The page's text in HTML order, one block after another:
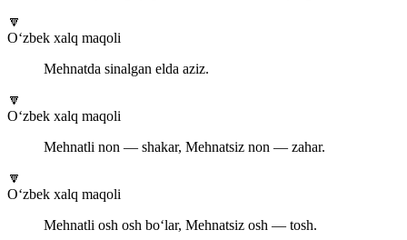
🔽
O‘zbek xalq maqoli
Mehnatda sinalgan elda aziz.
🔽
O‘zbek xalq maqoli
Mehnatli non — shakar, Mehnatsiz non — zahar.
🔽
O‘zbek xalq maqoli
Mehnatli osh osh bo‘lar, Mehnatsiz osh — tosh.